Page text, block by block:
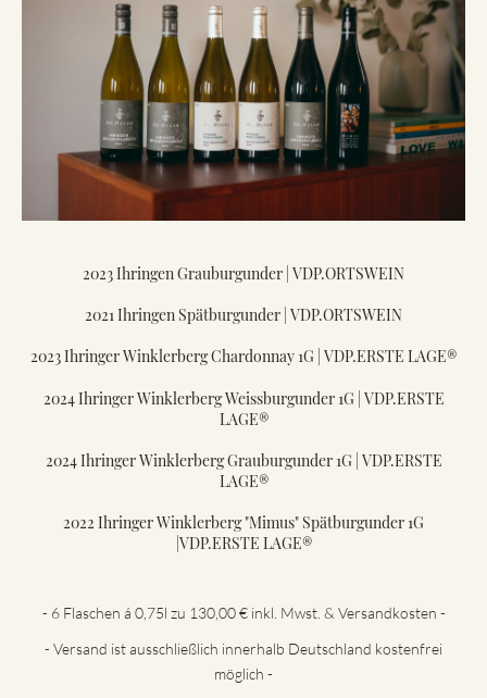
2023 Ihringen Grauburgunder | VDP.ORTSWEIN
2021 Ihringen Spätburgunder | VDP.ORTSWEIN
2023 Ihringer Winklerberg Chardonnay 1G | VDP.ERSTE LAGE®
2024 Ihringer Winklerberg Weissburgunder 1G | VDP.ERSTE
LAGE®
2024 Ihringer Winklerberg Grauburgunder 1G | VDP.ERSTE
LAGE®
2022 Ihringer Winklerberg "Mimus" Spätburgunder 1G
|VDP.ERSTE LAGE®
- 6 Flaschen á 0,75l zu 130,00 € inkl. Mwst. & Versandkosten -
- Versand ist ausschließlich innerhalb Deutschland kostenfrei
möglich -